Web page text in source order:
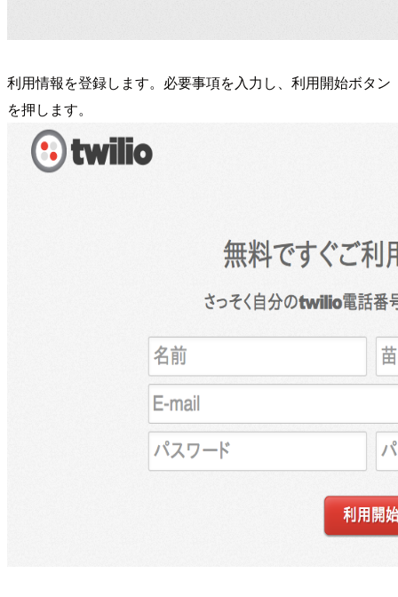
利用情報を登録します。必要事項を入力し、利用開始ボタン
を押します。